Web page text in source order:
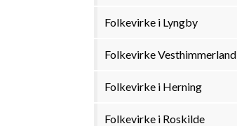
Folkevirke i Lyngby
Folkevirke Vesthimmerland
Folkevirke i Herning
Folkevirke i Roskilde